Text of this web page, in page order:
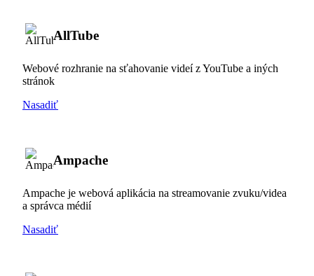
AllTube
Webové rozhranie na sťahovanie videí z YouTube a iných
stránok
Nasadiť
Ampache
Ampache je webová aplikácia na streamovanie zvuku/videa
a správca médií
Nasadiť